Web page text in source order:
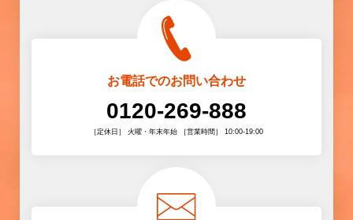
お電話でのお問い合わせ
0120-269-888
［定休日］ 火曜・年末年始 ［営業時間］ 10:00-19:00